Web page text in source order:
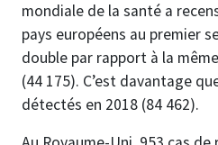
mondiale de la santé a
pays européens au premier
double par rapport à la
(44 175). C’est davantage
détectés en 2018 (84 462).